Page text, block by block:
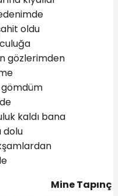
oldu
gözlerimden
gömdüm
kaldı bana
dolu
Mine Tapınç